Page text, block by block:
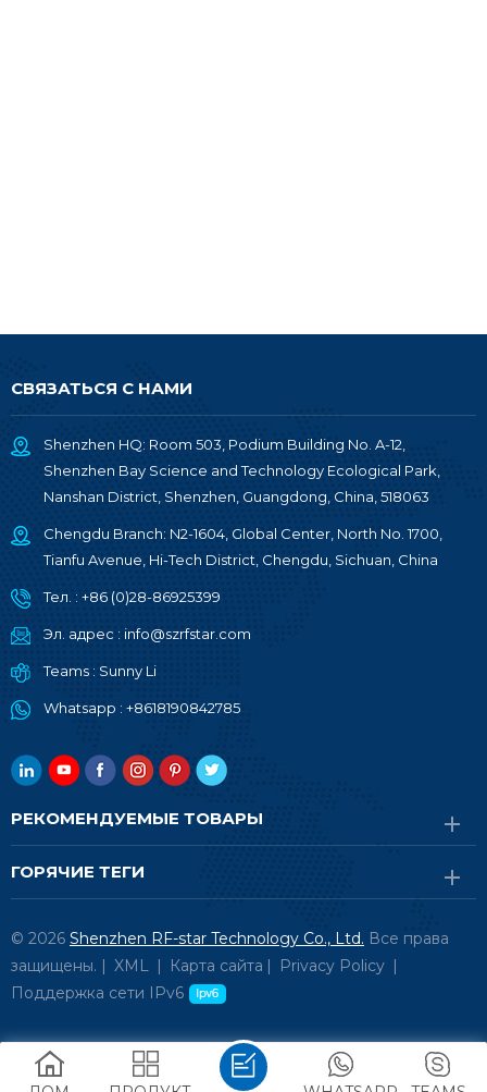
СВЯЗАТЬСЯ С НАМИ
Shenzhen HQ: Room 503, Podium Building No. A-12,
Shenzhen Bay Science and Technology Ecological Park,
Nanshan District, Shenzhen, Guangdong, China, 518063
Chengdu Branch: N2-1604, Global Center, North No. 1700,
Tianfu Avenue, Hi-Tech District, Chengdu, Sichuan, China
Тел. : +86 (0)28-86925399
Эл. адрес : info@szrfstar.com
Teams : Sunny Li
Whatsapp : +8618190842785
РЕКОМЕНДУЕМЫЕ ТОВАРЫ
ГОРЯЧИЕ ТЕГИ
© 2026 Shenzhen RF-star Technology Co., Ltd. Все права
защищены. | XML | Карта сайта | Privacy Policy |
Поддержка сети IPv6